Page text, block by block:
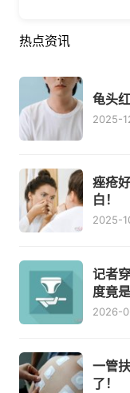
热点资讯
龟头
2025-
痤疮
白！
2025-
记者
度竟
2026-
一管
了！